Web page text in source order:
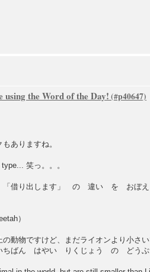
using the Word of the Day!
ありますね。
笑っ。。。
「借り出します」 の 違い を おぼえ
）
動物ですけど、まだライオンより小さ
ばん はやい りくじょう の どうぶ